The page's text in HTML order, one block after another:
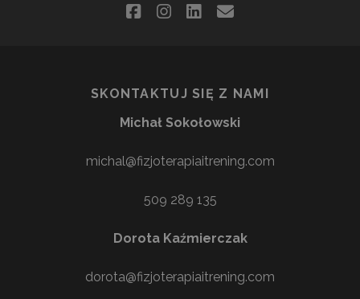
facebookinstagram
linkedin
email
SKONTAKTUJ SIĘ Z NAMI
Michał Sokołowski
michal@fizjoterapiaitrening.com
509 289 135
Dorota Kaźmierczak
dorota@fizjoterapiaitrening.com